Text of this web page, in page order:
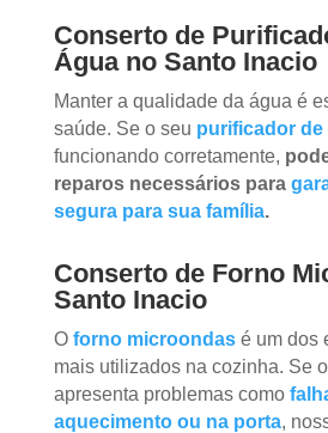
Conserto de
Água no Santo Inacio
Manter a qualidade da água é
saúde. Se o seu purificador de
funcionando corretamente,
reparos necessários para
segura para sua família.
Conserto de Forno
Santo Inacio
O forno microondasé um dos
mais utilizados na cozinha. Se
apresenta problemas como
aquecimento ou na porta,